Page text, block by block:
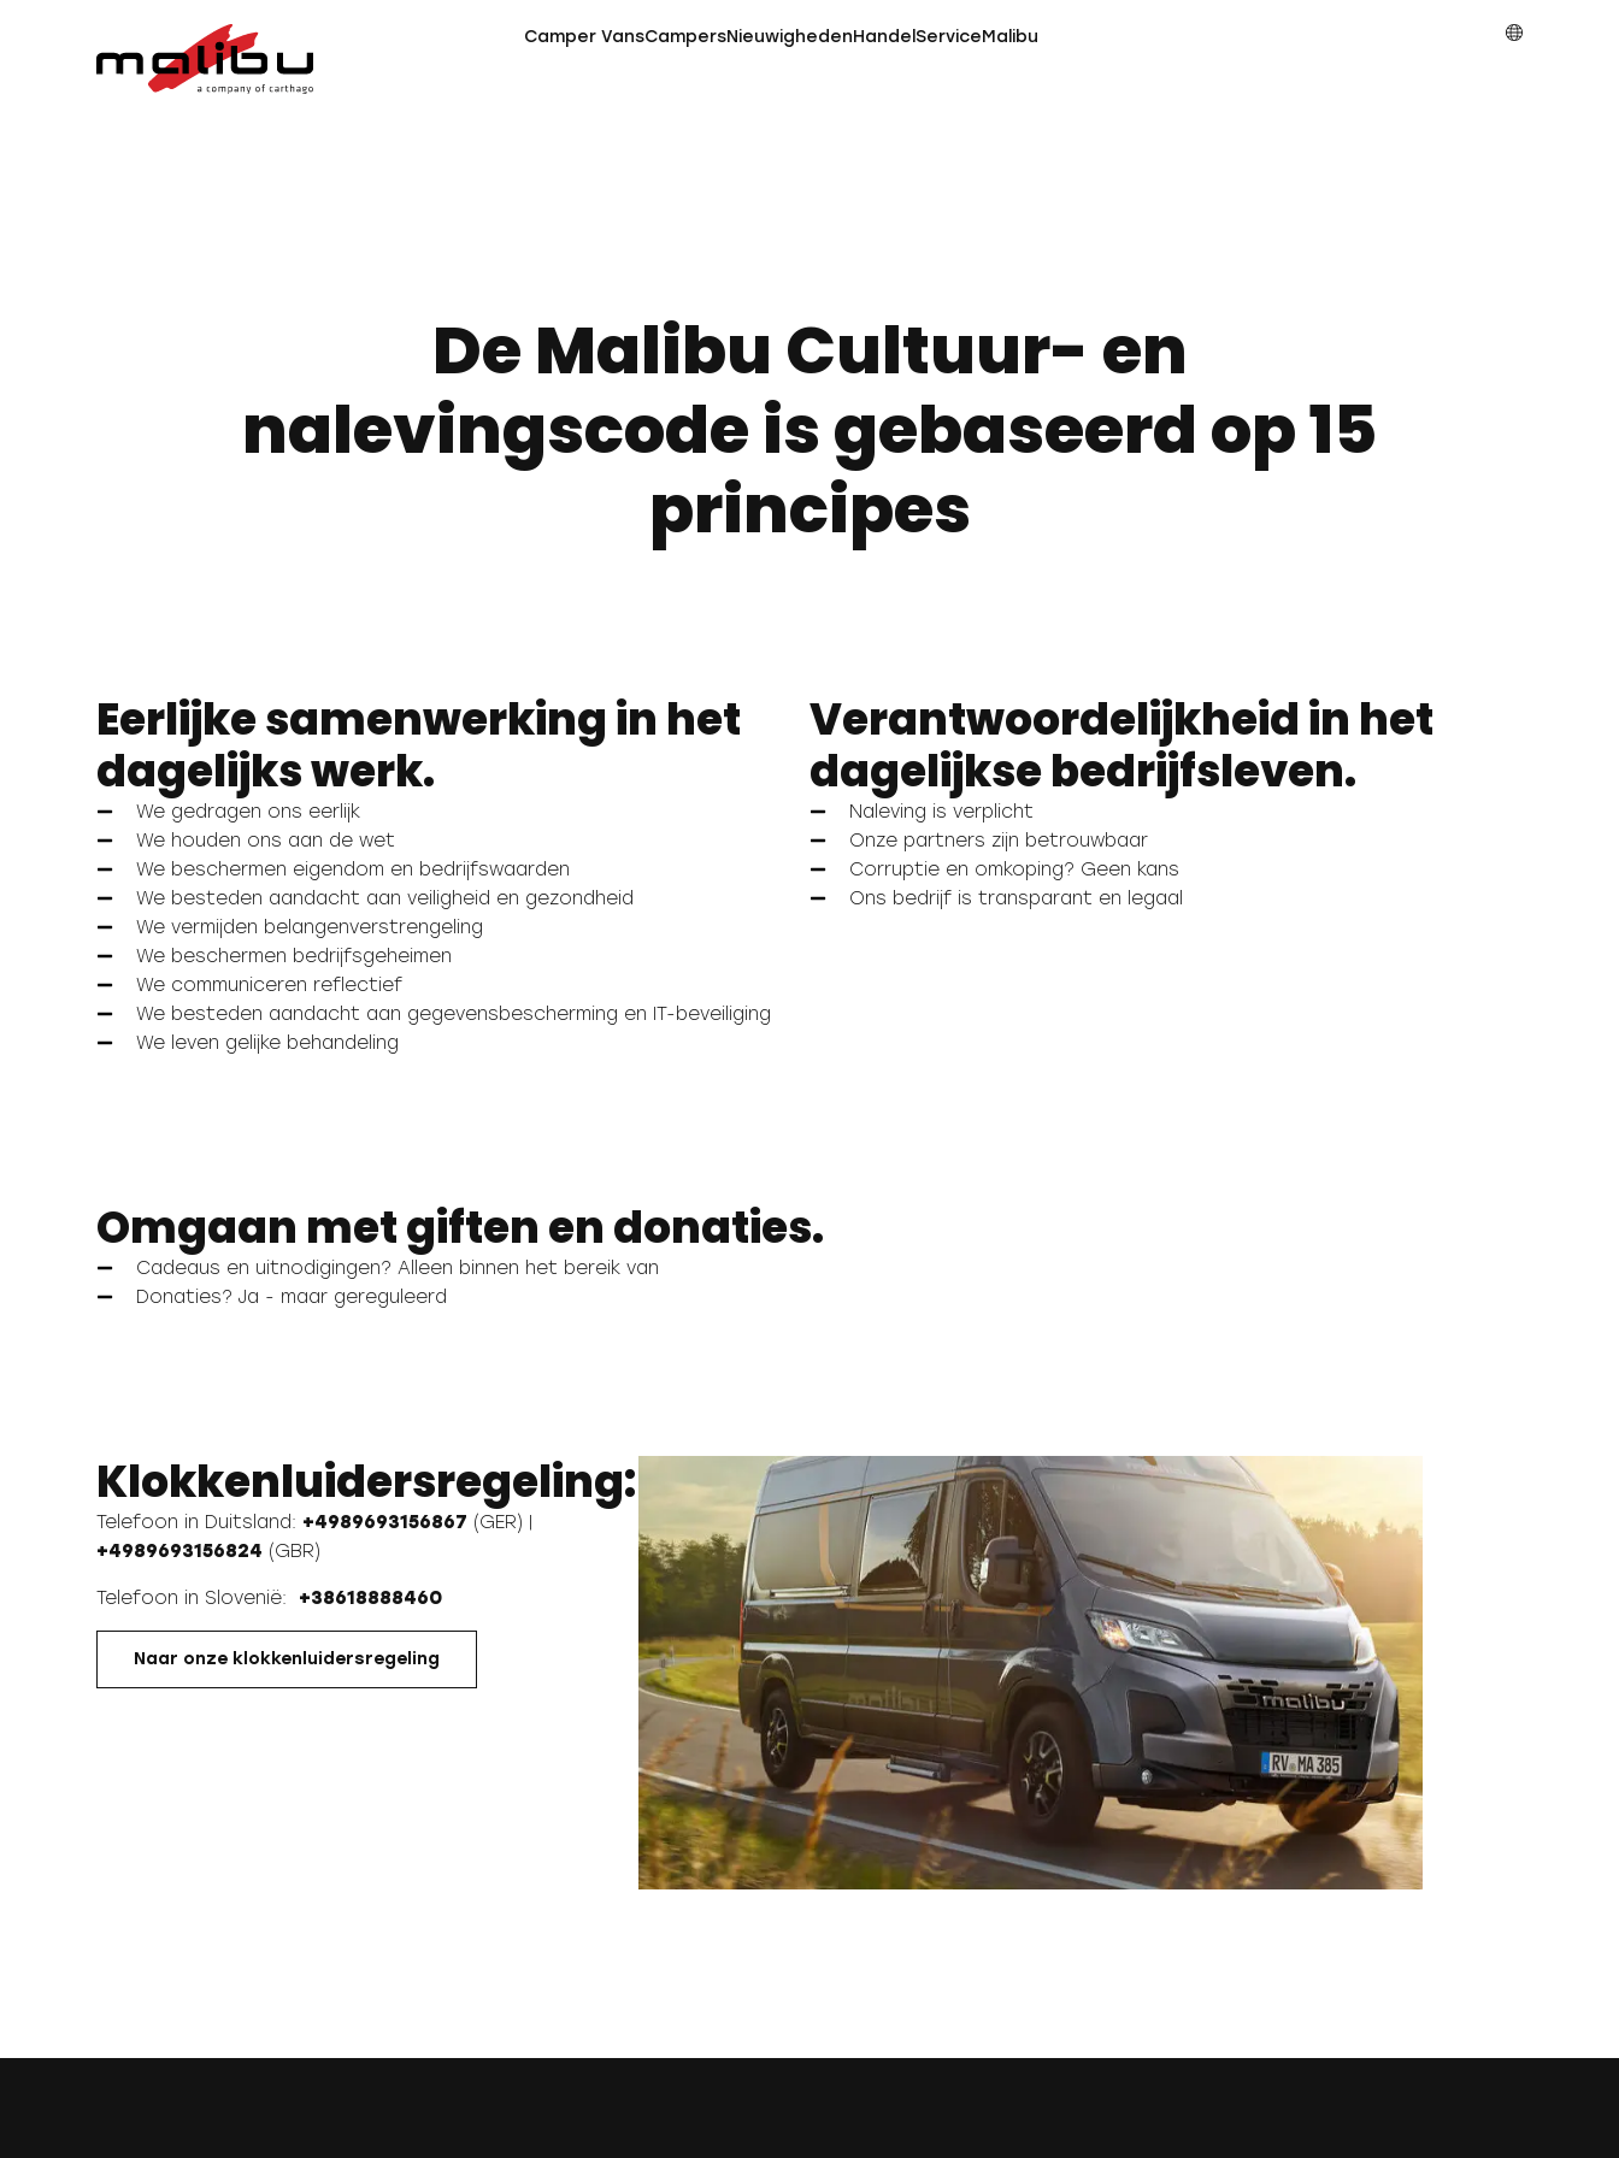
Camper VansCampersNieuwighedenHandel ServiceMalibu
De Malibu Cultuur- en
nalevingscode is gebaseerd op 15
principes
Eerlijke samenwerking in het
dagelijks werk.
We gedragen ons eerlijk
We houden ons aan de wet
We beschermen eigendom en bedrijfswaarden
We besteden aandacht aan veiligheid en gezondheid
We vermijden belangenverstrengeling
We beschermen bedrijfsgeheimen
We communiceren reflectief
We besteden aandacht aan gegevensbescherming en IT-beveiliging
We leven gelijke behandeling
Verantwoordelijkheid in het
dagelijkse bedrijfsleven.
Naleving is verplicht
Onze partners zijn betrouwbaar
Corruptie en omkoping? Geen kans
Ons bedrijf is transparant en legaal
Omgaan met giften en donaties.
Cadeaus en uitnodigingen? Alleen binnen het bereik van
Donaties? Ja - maar gereguleerd
Klokkenluidersregeling:
Telefoon in Duitsland: +4989693156867 (GER) |
+4989693156824 (GBR)
Telefoon in Slovenië: +38618888460
Naar onze klokkenluidersregeling